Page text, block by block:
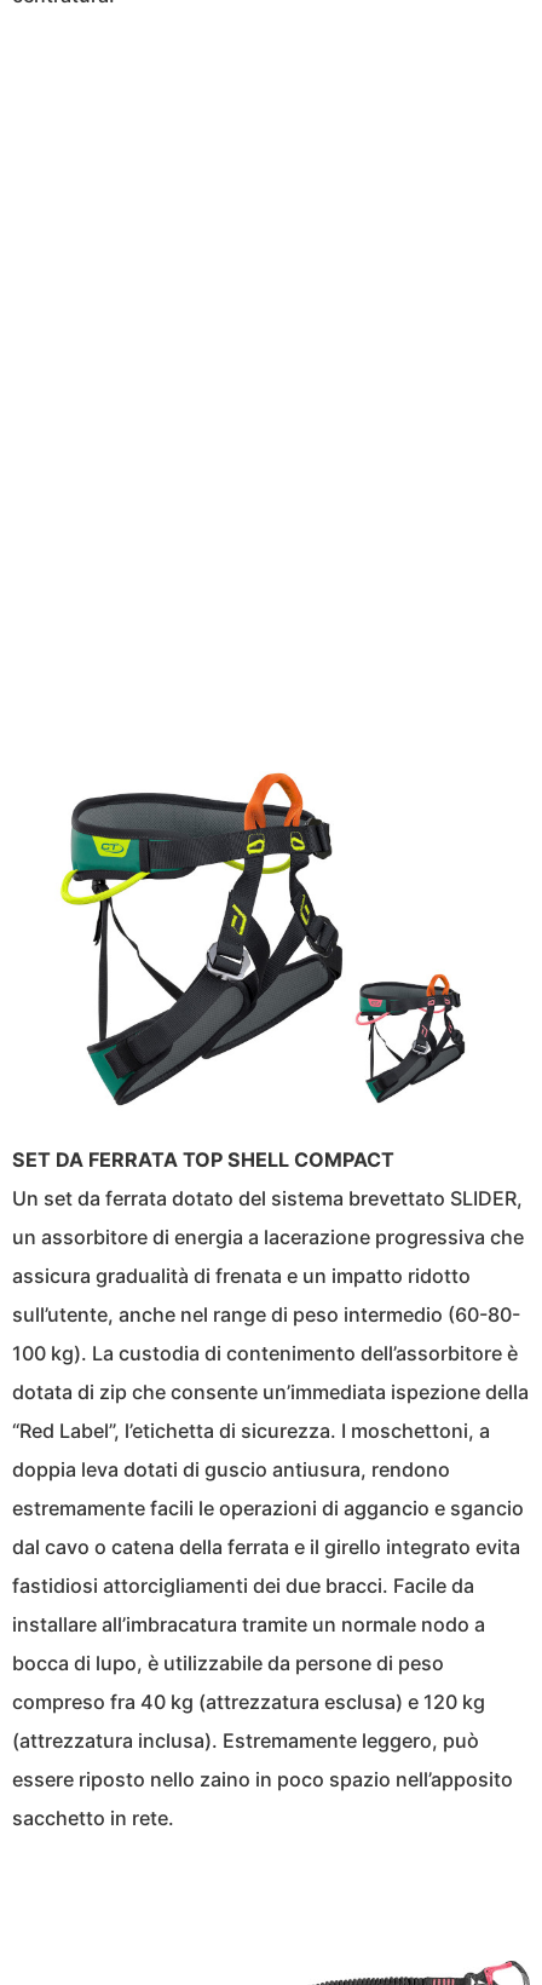
SET DA FERRATA TOP SHELL COMPACT
Un set da ferrata dotato del sistema brevettato SLIDER,
un assorbitore di energia a lacerazione progressiva che
assicura gradualità di frenata e un impatto ridotto
sull’utente, anche nel range di peso intermedio (60-80-
100 kg). La custodia di contenimento dell’assorbitore è
dotata di zip che consente un’immediata ispezione della
“Red Label”, l’etichetta di sicurezza. I moschettoni, a
doppia leva dotati di guscio antiusura, rendono
estremamente facili le operazioni di aggancio e sgancio
dal cavo o catena della ferrata e il girello integrato evita
fastidiosi attorcigliamenti dei due bracci. Facile da
installare all’imbracatura tramite un normale nodo a
bocca di lupo, è utilizzabile da persone di peso
compreso fra 40 kg (attrezzatura esclusa) e 120 kg
(attrezzatura inclusa). Estremamente leggero, può
essere riposto nello zaino in poco spazio nell’apposito
sacchetto in rete.